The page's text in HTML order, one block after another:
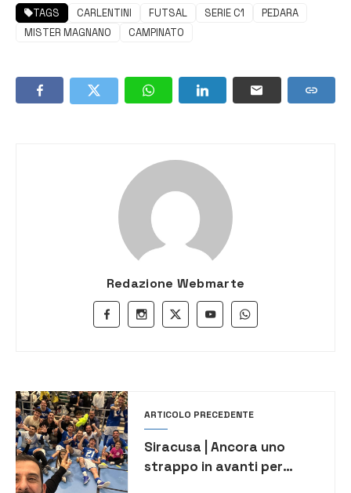
TAGS CARLENTINI FUTSAL SERIE C1
PEDARA
MISTER MAGNANO
CAMPINATO
Redazione Webmarte
ARTICOLO PRECEDENTE
Siracusa | Ancora uno
strappo in avanti per